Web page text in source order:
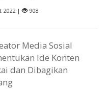
2022 | 908
Media Sosial
Ide Konten
dan Dibagikan